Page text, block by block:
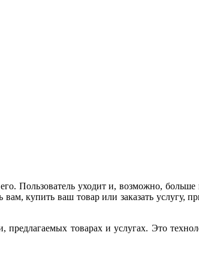
Пользователь уходит и, возможно, больше
купить ваш товар или заказать услугу,
товарах и услугах. Это